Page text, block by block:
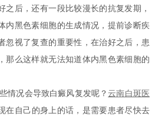
之后，还有一段比较漫长的抗复发期，
内黑色素细胞的生成情况，提前诊断疾
忽视了复查的重要性，在治好之后，患
那么这样就无法知道体内黑色素细胞的
况会导致白癜风复发呢？云南白斑医
在自己的身上的话，是需要患者尽快去